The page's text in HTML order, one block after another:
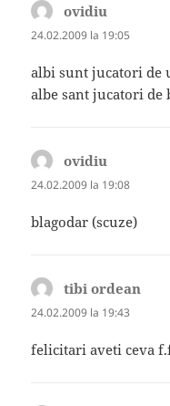
ovidiu
24.02.2009 la 19:05
albi sunt jucatori de
albe sant jucatori de
ovidiu
24.02.2009 la 19:08
blagodar (scuze)
tibi ordean
24.02.2009 la 19:43
felicitari aveti ceva